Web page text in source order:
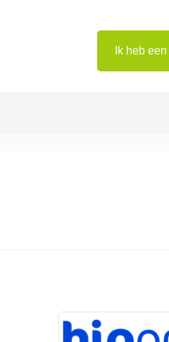
Ik heb een